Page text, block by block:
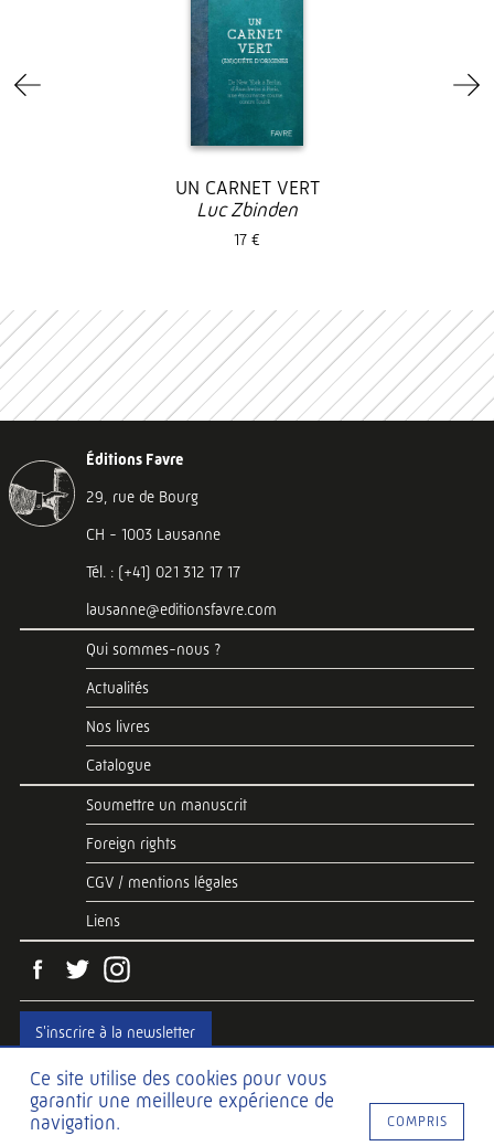
UN CARNET VERT
Luc Zbinden
17 €
Éditions Favre
29, rue de Bourg
CH - 1003 Lausanne
Tél. : (+41) 021 312 17 17
lausanne@editionsfavre.com
Qui sommes-nous ?
Actualités
Nos livres
Catalogue
Soumettre un manuscrit
Foreign rights
CGV / mentions légales
Liens
S'inscrire à la newsletter
Web developmentHawaii Interactive
Ce site utilise des cookies pour vous
garantir une meilleure expérience de
navigation.
COMPRIS